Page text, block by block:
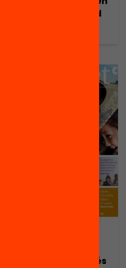
temps de covid
Magnet a través